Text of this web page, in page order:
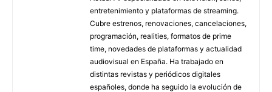
entretenimiento y plataformas de streaming.
Cubre estrenos, renovaciones, cancelaciones,
programación, realities, formatos de prime
time, novedades de plataformas y actualidad
audiovisual en España. Ha trabajado en
distintas revistas y periódicos digitales
españoles, donde ha seguido la evolución de